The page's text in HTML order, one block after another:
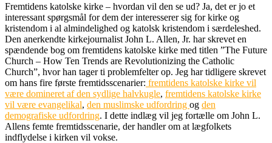
Fremtidens katolske kirke – hvordan vil den se ud? Ja, det er jo et
interessant spørgsmål for dem der interesserer sig for kirke og
kristendom i al almindelighed og katolsk kristendom i særdeleshed.
Den anerkendte kirkejournalist John L. Allen, Jr. har skrevet en
spændende bog om fremtidens katolske kirke med titlen ”The Future
Church – How Ten Trends are Revolutionizing the Catholic
Church”, hvor han tager ti problemfelter op. Jeg har tidligere skrevet
om hans fire første fremtidsscenarier: fremtidens katolske kirke vil
være domineret af den sydlige halvkugle, fremtidens katolske kirke
vil være evangelikal, den muslimske udfordring og den
demografiske udfordring. I dette indlæg vil jeg fortælle om John L.
Allens femte fremtidsscenarie, der handler om at lægfolkets
indflydelse i kirken vil vokse.